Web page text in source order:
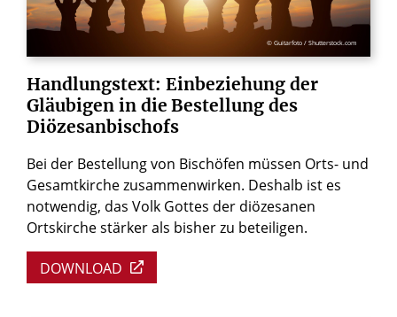
© Guitarfoto / Shutterstock.com
Handlungstext: Einbeziehung der
Gläubigen in die Bestellung des
Diözesanbischofs
Bei der Bestellung von Bischöfen müssen Orts- und
Gesamtkirche zusammenwirken. Deshalb ist es
notwendig, das Volk Gottes der diözesanen
Ortskirche stärker als bisher zu beteiligen.
DOWNLOAD